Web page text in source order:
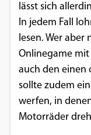
lässt sich
In jedem Fall
lesen. Wer aber
Onlinegame
auch den einen
sollte zudem
werfen, in
Motorräder
Dieser
Cookie
1 Jahr